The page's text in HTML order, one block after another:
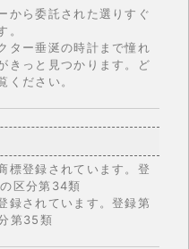
から委託された選りすぐ
。
ター垂涎の時計まで憧れ
きっと見つかります。ど
ください。
標登録されています。登
区分第34類
録されています。登録第
第35類